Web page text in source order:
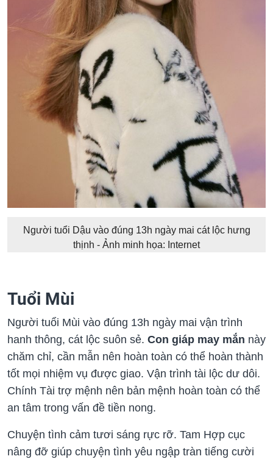
Người tuổi Dậu vào đúng 13h ngày mai cát lộc hưng
thịnh - Ảnh minh họa: Internet
Tuổi Mùi
Người tuổi Mùi vào đúng 13h ngày mai vận trình
hanh thông, cát lộc suôn sẻ. Con giáp may mắn này
chăm chỉ, cần mẫn nên hoàn toàn có thể hoàn thành
tốt mọi nhiệm vụ được giao. Vận trình tài lộc dư dôi.
Chính Tài trợ mệnh nên bản mệnh hoàn toàn có thể
an tâm trong vấn đề tiền nong.
Chuyện tình cảm tươi sáng rực rỡ. Tam Hợp cục
nâng đỡ giúp chuyện tình yêu ngập tràn tiếng cười